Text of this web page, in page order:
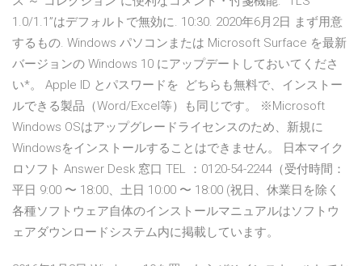
1.0/1.1”はデフォルトで無効に. 10:30. 2020年6月2日 まず用意
するもの. Windows パソコンまたは Microsoft Surface を最新
バージョンの Windows 10 にアップデートしておいてくださ
い*。 Apple ID とパスワードを どちらも無料で、インストー
ルできる製品（Word/Excel等）も同じです。 ※Microsoft
Windows OSはアップグレードライセンスのため、新規に
Windowsをインストールすることはできません。 日本マイク
ロソフト Answer Desk 窓口 TEL ：0120-54-2244（受付時間：
平日 9:00 〜 18:00、土日 10:00 〜 18:00 (祝日、休業日を除く
各種ソフトウェア自体のインストールマニュアルはソフトウ
ェアダウンロードシステム内に掲載しています。